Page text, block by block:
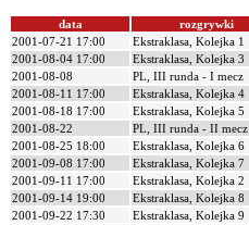
data rozgrywki
2001-07-21 17:00
Ekstraklasa, Kolejka 1
2001-08-04 17:00
Ekstraklasa, Kolejka 3
2001-08-08
PL, III runda - I mecz
2001-08-11 17:00
Ekstraklasa, Kolejka 4
2001-08-18 17:00
Ekstraklasa, Kolejka 5
2001-08-22
PL, III runda - II mecz
2001-08-25 18:00
Ekstraklasa, Kolejka 6
2001-09-08 17:00
Ekstraklasa, Kolejka 7
2001-09-11 17:00
Ekstraklasa, Kolejka 2
2001-09-14 19:00
Ekstraklasa, Kolejka 8
2001-09-22 17:30
Ekstraklasa, Kolejka 9